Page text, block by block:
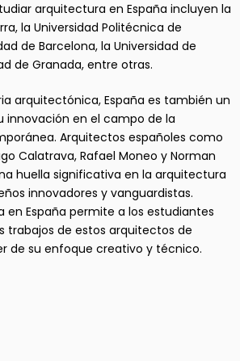
arquitectura en España incluyen la
la Universidad Politécnica de
de Barcelona, la Universidad de
de Granada, entre otras.
arquitectónica, España es también un
innovación en el campo de la
Arquitectos españoles como
Calatrava, Rafael Moneo y Norman
huella significativa en la arquitectura
innovadores y vanguardistas.
en España permite a los estudiantes
trabajos de estos arquitectos de
de su enfoque creativo y técnico.